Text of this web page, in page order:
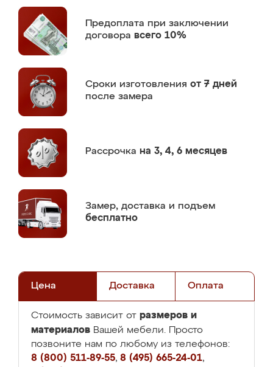
Предоплата при заключении
договора всего 10%
Сроки изготовления от 7 дней
после замера
Рассрочка на 3, 4, 6 месяцев
Замер, доставка и подъем
бесплатно
Цена Доставка Оплата
Стоимость зависит от размеров и
материалов Вашей мебели. Просто
позвоните нам по любому из телефонов:
8 (800) 511-89-55, 8 (495) 665-24-01,